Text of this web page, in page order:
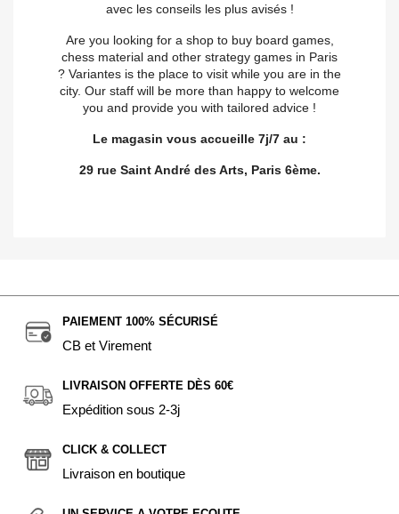
avec les conseils les plus avisés !
Are you looking for a shop to buy board games,
chess material and other strategy games in Paris
? Variantes is the place to visit while you are in the
city. Our staff will be more than happy to welcome
you and provide you with tailored advice !
Le magasin vous accueille 7j/7 au :
29 rue Saint André des Arts, Paris 6ème.
PAIEMENT 100% SÉCURISÉ
CB et Virement
LIVRAISON OFFERTE DÈS 60€
Expédition sous 2-3j
CLICK & COLLECT
Livraison en boutique